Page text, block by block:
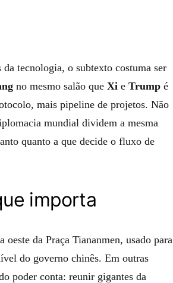
tecnologia, o subtexto costuma ser
no mesmo salão que Xi e Trump é
mais pipeline de projetos. Não
mundial dividem a mesma
quanto a que decide o fluxo de
importa
oeste da Praça Tiananmen, usado para
do governo chinês. Em outras
poder conta: reunir gigantes da